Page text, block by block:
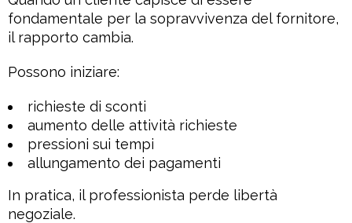
fondamentale per la sopravvivenza del fornitore,
il rapporto cambia.
Possono iniziare:
richieste di sconti
aumento delle attività richieste
pressioni sui tempi
allungamento dei pagamenti
In pratica, il professionista perde libertà
negoziale.